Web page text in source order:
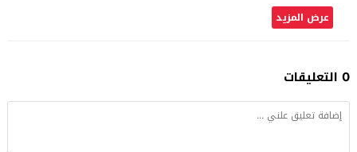
عرض المزيد
0 التعليقات